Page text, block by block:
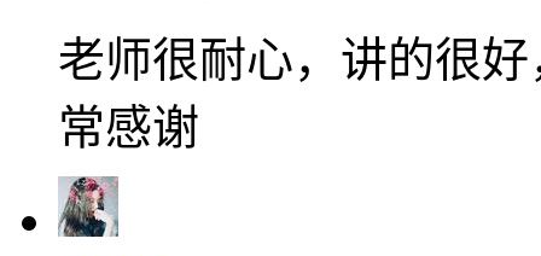
老师很耐心，讲的很
常感谢